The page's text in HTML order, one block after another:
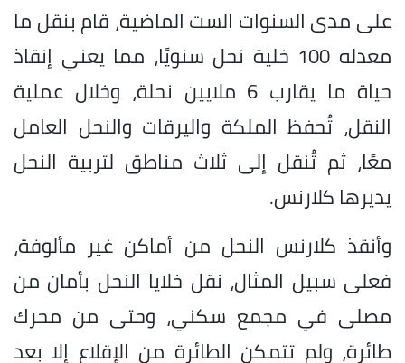
على مدى السنوات الست الماضية، قام بنقل ما
معدله 100 خلية نحل سنويًا، مما يعني إنقاذ
حياة ما يقارب 6 ملايين نحلة، وخلال عملية
النقل، تُحفظ الملكة واليرقات والنحل العامل
معًا، ثم تُنقل إلى ثلاث مناطق لتربية النحل
يديرها كلارنس.
وأنقذ كلارنس النحل من أماكن غير مألوفة،
فعلى سبيل المثال، نقل خلايا النحل بأمان من
مصلى في مجمع سكني، وحتى من محرك
طائرة، ولم تتمكن الطائرة من الإقلاع إلا بعد